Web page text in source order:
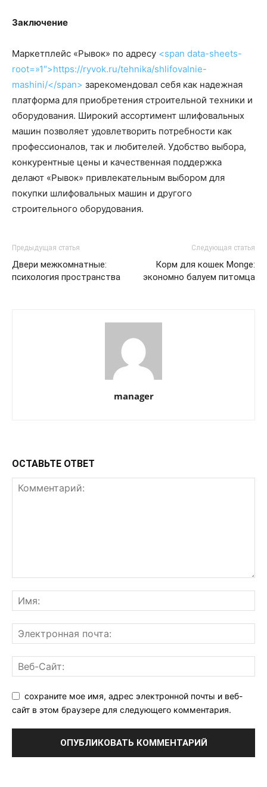
Заключение
Маркетплейс «Рывок» по адресу <span data-sheets-
root=»1″>https://ryvok.ru/tehnika/shlifovalnie-
mashini/</span> зарекомендовал себя как надежная
платформа для приобретения строительной техники и
оборудования. Широкий ассортимент шлифовальных
машин позволяет удовлетворить потребности как
профессионалов, так и любителей. Удобство выбора,
конкурентные цены и качественная поддержка
делают «Рывок» привлекательным выбором для
покупки шлифовальных машин и другого
строительного оборудования.
Предыдущая статья
Двери межкомнатные:
психология пространства
Следующая статья
Корм для кошек Monge:
экономно балуем питомца
manager
ОСТАВЬТЕ ОТВЕТ
сохраните мое имя, адрес электронной почты и веб-
сайт в этом браузере для следующего комментария.